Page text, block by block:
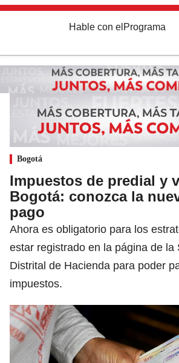
Hable con el Programa
Bogotá
Impuestos de predial y
Bogotá: conozca la
pago
Ahora es obligatorio para los
estar registrado en la página de la
Distrital de Hacienda para poder
impuestos.